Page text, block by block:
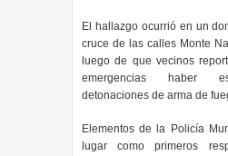
El hallazgo ocurrió en un
cruce de las calles Monte
luego de que vecinos
emergencias haber
detonaciones de arma de
Elementos de la Policía
lugar como primeros